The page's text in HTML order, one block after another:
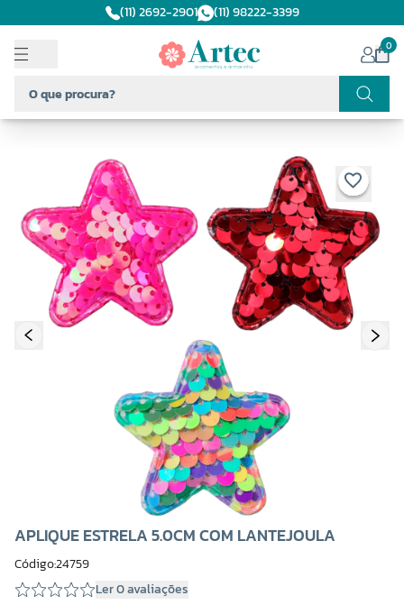
(11) 2692-2901 (11) 98222-3399
0
APLIQUE ESTRELA 5.0CM COM LANTEJOULA
Código:24759
Ler 0 avaliações